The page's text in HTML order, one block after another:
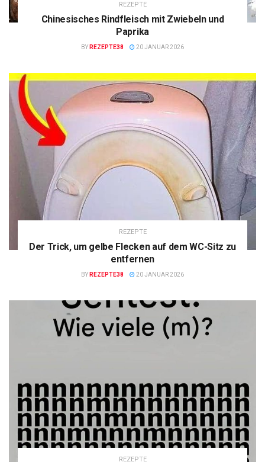
REZEPTE
Chinesisches Rindfleisch mit Zwiebeln und
Paprika
BY REZEPTE38 20 JANUAR 2026
REZEPTE
Der Trick, um gelbe Flecken auf dem WC-Sitz zu
entfernen
BY REZEPTE38 20 JANUAR 2026
REZEPTE